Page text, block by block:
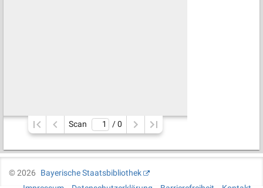
Scan / 0
©2026
Bayerische Staatsbibliothek